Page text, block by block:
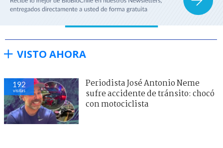
VISTO AHORA
192
visitas
Periodista José Antonio Neme
sufre accidente de tránsito: chocó
con motociclista